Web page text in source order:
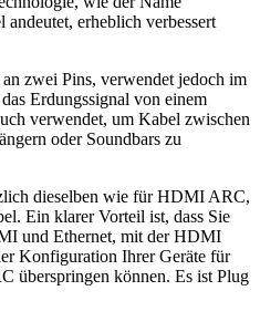
erheblich verbessert
zwei Pins, verwendet jedoch im
Erdungssignal von einem
verwendet, um Kabel zwischen
oder Soundbars zu
dieselben wie für HDMI ARC,
Ein klarer Vorteil ist, dass Sie
und Ethernet, mit der HDMI
Konfiguration Ihrer Geräte für
überspringen können. Es ist Plug